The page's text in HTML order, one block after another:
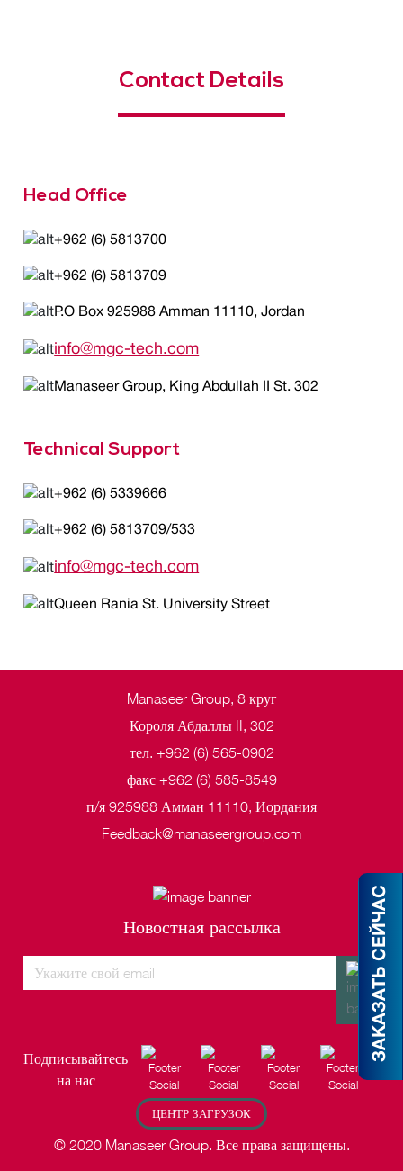
ЗАКАЗАТЬ СЕЙЧАС
Contact Details
Head Office
+962 (6) 5813700
+962 (6) 5813709
P.O Box 925988 Amman 11110, Jordan
info@mgc-tech.com
Manaseer Group, King Abdullah II St. 302
Technical Support
+962 (6) 5339666
+962 (6) 5813709/533
info@mgc-tech.com
Queen Rania St. University Street
Manaseer Group, 8 круг
Короля Абдаллы II, 302
тел. +962 (6) 565-0902
факс +962 (6) 585-8549
п/я 925988 Амман 11110, Иордания
Feedback@manaseergroup.com
Новостная рассылка
Подписывайтесь
на нас
ЦЕНТР ЗАГРУЗОК
© 2020 Manaseer Group. Все права защищены.